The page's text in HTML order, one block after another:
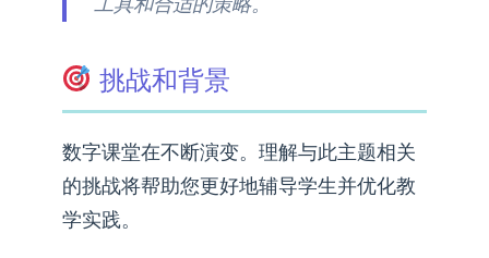
挑战和背景
数字课堂在不断演变。理解与此主题相关
的挑战将帮助您更好地辅导学生并优化教
学实践。